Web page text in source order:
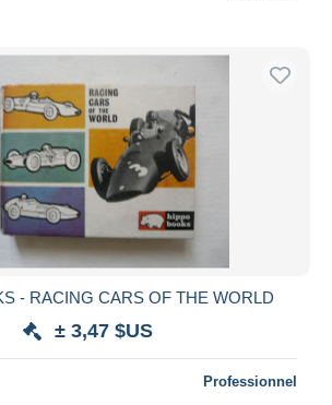
- RACING CARS OF THE WORLD
± 3,47 $US
Professionnel